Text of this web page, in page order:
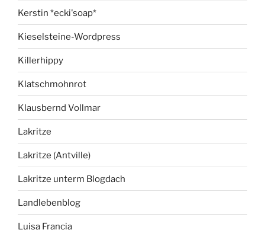
Kerstin *ecki'soap*
Kieselsteine-Wordpress
Killerhippy
Klatschmohnrot
Klausbernd Vollmar
Lakritze
Lakritze (Antville)
Lakritze unterm Blogdach
Landlebenblog
Luisa Francia